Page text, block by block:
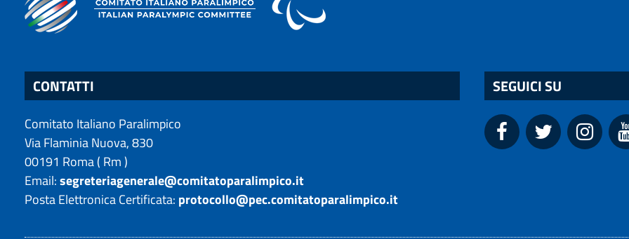
CONTATTI
Comitato Italiano Paralimpico
Via Flaminia Nuova, 830
00191 Roma( Rm)
Email:segreteriagenerale@comitatoparalimpico.it
Posta Elettronica Certificata: protocollo@pec.comitatoparalimpico.it
SEGUICI SU